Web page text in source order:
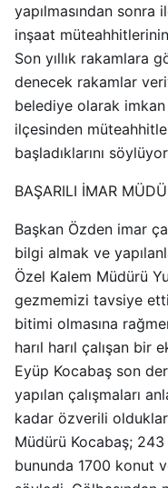
yapılmasından sonra
inşaat
Son yıllık rakamlara
denecek rakamlar
belediye olarak imkan
ilçesinden
başladıklarını
BAŞARILI İMAR
Başkan Özden imar
bilgi almak ve
Özel Kalem Müdürü
gezmemizi tavsiye
bitimi olmasına
harıl harıl çalışan bir
Eyüp Kocabaş son
yapılan çalışmaları
kadar özverili
Müdürü Kocabaş;
bununda 1700 konut